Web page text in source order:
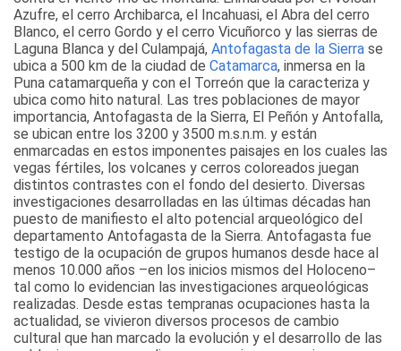
Azufre, el cerro Archibarca, el Incahuasi, el Abra del cerro
Blanco, el cerro Gordo y el cerro Vicuñorco y las sierras de
Laguna Blanca y del Culampajá, Antofagasta de la Sierra se
ubica a 500 km de la ciudad de Catamarca, inmersa en la
Puna catamarqueña y con el Torreón que la caracteriza y
ubica como hito natural. Las tres poblaciones de mayor
importancia, Antofagasta de la Sierra, El Peñón y Antofalla,
se ubican entre los 3200 y 3500 m.s.n.m. y están
enmarcadas en estos imponentes paisajes en los cuales las
vegas fértiles, los volcanes y cerros coloreados juegan
distintos contrastes con el fondo del desierto. Diversas
investigaciones desarrolladas en las últimas décadas han
puesto de manifiesto el alto potencial arqueológico del
departamento Antofagasta de la Sierra. Antofagasta fue
testigo de la ocupación de grupos humanos desde hace al
menos 10.000 años –en los inicios mismos del Holoceno–
tal como lo evidencian las investigaciones arqueológicas
realizadas. Desde estas tempranas ocupaciones hasta la
actualidad, se vivieron diversos procesos de cambio
cultural que han marcado la evolución y el desarrollo de las